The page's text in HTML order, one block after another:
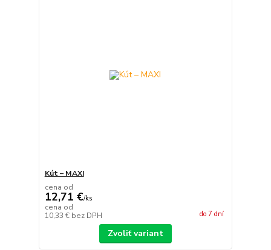
Kút – MAXI
cena od
12,71 €/ks
cena od
10,33 € bez DPH do 7 dní
Zvoliť variant